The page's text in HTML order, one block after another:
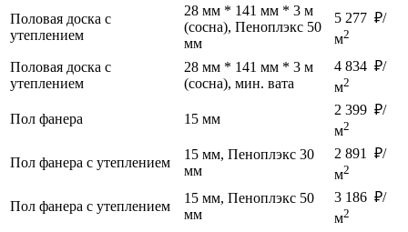
Половая доска с
утеплением
28 мм * 141 мм * 3 м
(сосна), Пеноплэкс 50
мм
5 277 ₽/
м2
Половая доска с
утеплением
28 мм * 141 мм * 3 м
(сосна), мин. вата
4 834 ₽/
м2
Пол фанера 15 мм
2 399 ₽/
м2
Пол фанера с утеплением
15 мм, Пеноплэкс 30
мм
2 891 ₽/
м2
Пол фанера с утеплением
15 мм, Пеноплэкс 50
мм
3 186 ₽/
м2